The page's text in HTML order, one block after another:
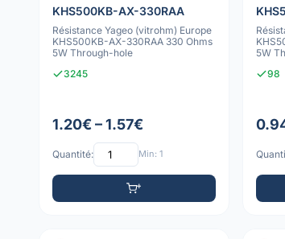
KHS500KB-AX-330RAA
Résistance Yageo (vitrohm) Europe
KHS500KB-AX-330RAA 330 Ohms
5W Through-hole
3245
1.20€ – 1.57€
Quantité: Min: 1
5W
98